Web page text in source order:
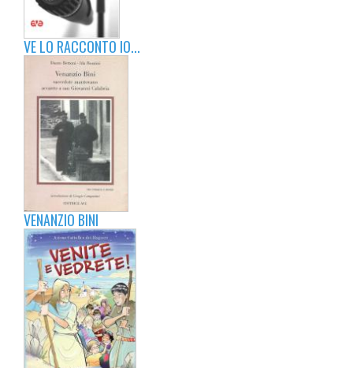
VE LO RACCONTO IO...
VENANZIO BINI